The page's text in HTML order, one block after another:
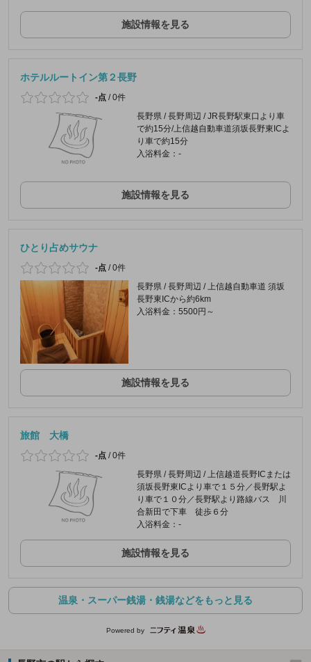
施設情報を見る
ホテルルートイン第２長野
-点 /0件
長野県 / 長野周辺 / JR長野駅東口より車
で約15分/上信越自動車道須坂長野東ICよ
り車で約15分
入浴料金：-
施設情報を見る
ひとり占めサウナ
-点 /0件
長野県 / 長野周辺 / 上信越自動車道 須坂
長野東ICから約6km
入浴料金：5500円～
施設情報を見る
旅館 大橋
-点 /0件
長野県 / 長野周辺 / 上信越道長野ICまたは
須坂長野東ICより車で１５分／長野駅よ
り車で１０分／長野駅より路線バス 川
合新田で下車 徒歩６分
入浴料金：-
施設情報を見る
温泉・スーパー銭湯・銭湯などをもっと見る
Powered by